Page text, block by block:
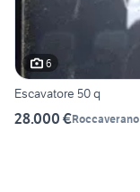
6
Escavatore 50 q
28.000 €Roccaverano